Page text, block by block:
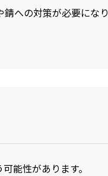
への対策が必要になり
能性があります。